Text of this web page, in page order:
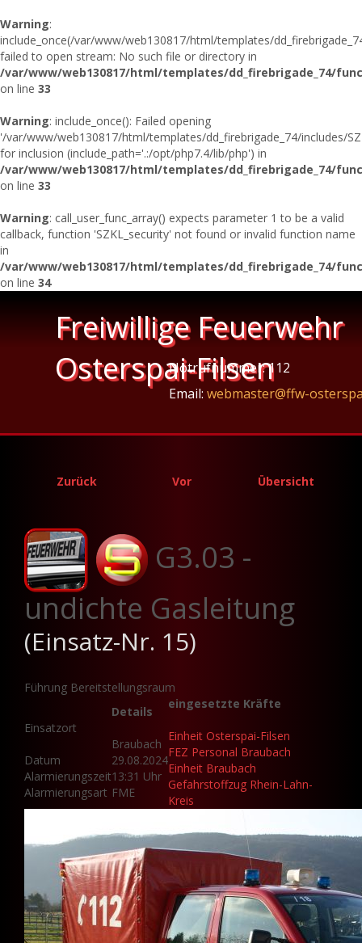
Warning:
include_once(/var/www/web130817/html/templates/
failed to open stream: No such file or directory in
/var/www/web130817/html/templates/dd_firebrigade_74/
on line 33
Warning: include_once(): Failed opening
'/var/www/web130817/html/templates/dd_firebrigade_74/includes/
for inclusion (include_path='.:/opt/php7.4/lib/php') in
/var/www/web130817/html/templates/dd_firebrigade_74/
on line 33
Warning: call_user_func_array() expects parameter 1 to be a valid
callback, function 'SZKL_security' not found or invalid function name
in
/var/www/web130817/html/templates/dd_firebrigade_74/
on line 34
Freiwillige Feuerwehr
Osterspai-Filsen
Notrufnummer: 112
Email: webmaster@ffw-
Zurück Vor Übersicht
G3.03 -
undichte Gasleitung
(Einsatz-Nr. 15)
Führung Bereitstellungsraum
Einsatzort
Details
Braubach
Datum
29.08.2024
Alarmierungszeit13:31 Uhr
Alarmierungsart FME
eingesetzte Kräfte
Einheit Osterspai-Filsen
FEZ Personal Braubach
Einheit Braubach
Gefahrstoffzug Rhein-Lahn-
Kreis